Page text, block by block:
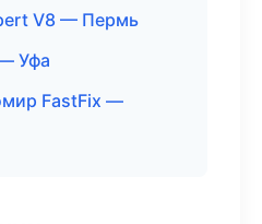
V8 — Пермь
Уфа
FastFix —